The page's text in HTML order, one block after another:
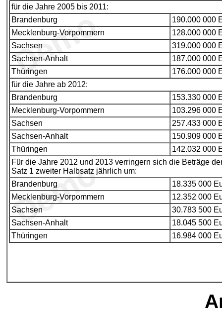
für die Jahre 2005 bis 2011:
Brandenburg
190.000 000
Mecklenburg-Vorpommern
128.000 000
Sachsen
319.000 000
Sachsen-Anhalt
187.000 000
Thüringen
176.000 000
für die Jahre ab 2012:
Brandenburg
153.330 000
Mecklenburg-Vorpommern
103.296 000
Sachsen
257.433 000
Sachsen-Anhalt
150.909 000
Thüringen
142.032 000
Für die Jahre 2012 und 2013 verringern sich die Beträge
Satz 1 zweiter Halbsatz jährlich um:
Brandenburg
18.335 000
Mecklenburg-Vorpommern
12.352 000
Sachsen
30.783 500
Sachsen-Anhalt
18.045 500
Thüringen
16.984 000